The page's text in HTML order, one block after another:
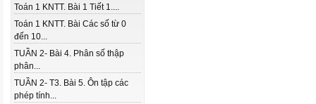
Toán 1 KNTT. Bài 1 Tiết 1....
Toán 1 KNTT. Bài Các số từ 0
đến 10...
TUẦN 2- Bài 4. Phân số thập
phân...
TUẦN 2- T3. Bài 5. Ôn tập các
phép tính...